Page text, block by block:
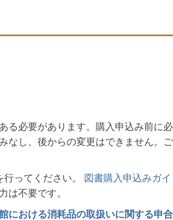
る必要があります。購入申込み前に
し、後からの変更はできません。ご
ってください。 図書購入申込みガイ
は不要です。
における消耗品の取扱いに関する申